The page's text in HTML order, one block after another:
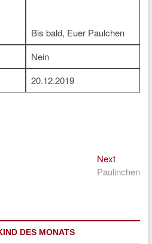
Bis bald, Euer Paulchen
Nein
20.12.2019
NextNext
post:
Paulinchen
DES MONATS